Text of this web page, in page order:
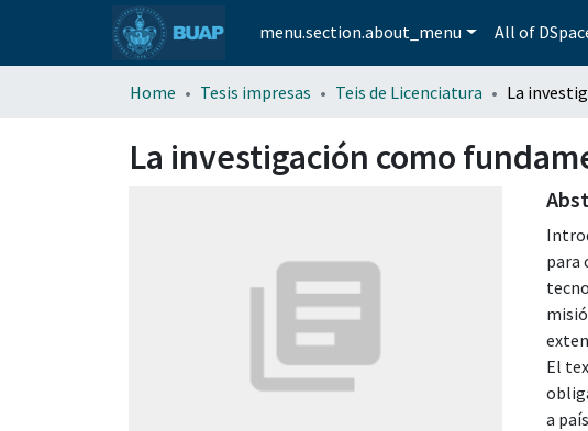
menu.section.about_menu All of
Home Tesis impresas Teis de Licenciatura
La investigación como
para
El
a